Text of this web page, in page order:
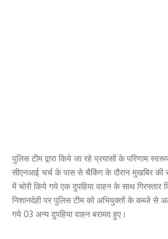
पुलिस टीम द्वारा किये जा रहे प्रयासों के परिणाम
सीएनआई चर्च के पास से चैकिंग के दौरान मुखबिर की
में चोरी किये गये एक दुपहिया वाहन के साथ गिरफ्तार
निशानदेही पर पुलिस टीम को अभियुक्तों के कब्जे से
गये 03 अन्य दुपहिया वाहन बरामद हुए।